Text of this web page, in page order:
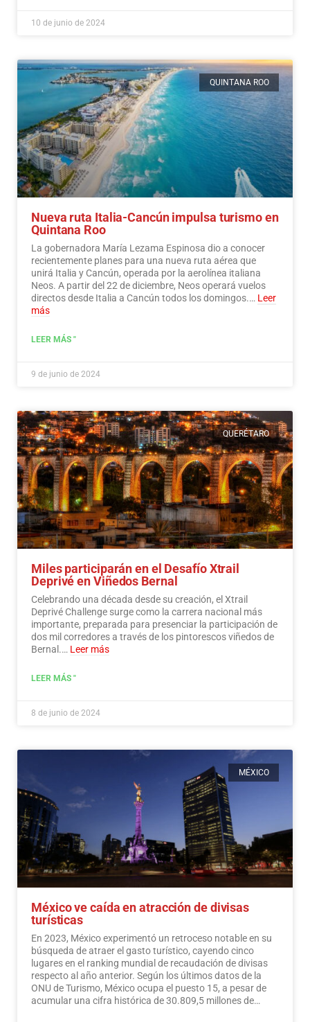
10 de junio de 2024
QUINTANA ROO
Nueva ruta Italia-Cancún impulsa turismo en
Quintana Roo
La gobernadora María Lezama Espinosa dio a conocer
recientemente planes para una nueva ruta aérea que
unirá Italia y Cancún, operada por la aerolínea italiana
Neos. A partir del 22 de diciembre, Neos operará vuelos
directos desde Italia a Cancún todos los domingos.… Leer
más
LEER MÁS "
9 de junio de 2024
QUERÉTARO
Miles participarán en el Desafío Xtrail
Deprivé en Viñedos Bernal
Celebrando una década desde su creación, el Xtrail
Deprivé Challenge surge como la carrera nacional más
importante, preparada para presenciar la participación de
dos mil corredores a través de los pintorescos viñedos de
Bernal.… Leer más
LEER MÁS "
8 de junio de 2024
MÉXICO
México ve caída en atracción de divisas
turísticas
En 2023, México experimentó un retroceso notable en su
búsqueda de atraer el gasto turístico, cayendo cinco
lugares en el ranking mundial de recaudación de divisas
respecto al año anterior. Según los últimos datos de la
ONU de Turismo, México ocupa el puesto 15, a pesar de
acumular una cifra histórica de 30.809,5 millones de